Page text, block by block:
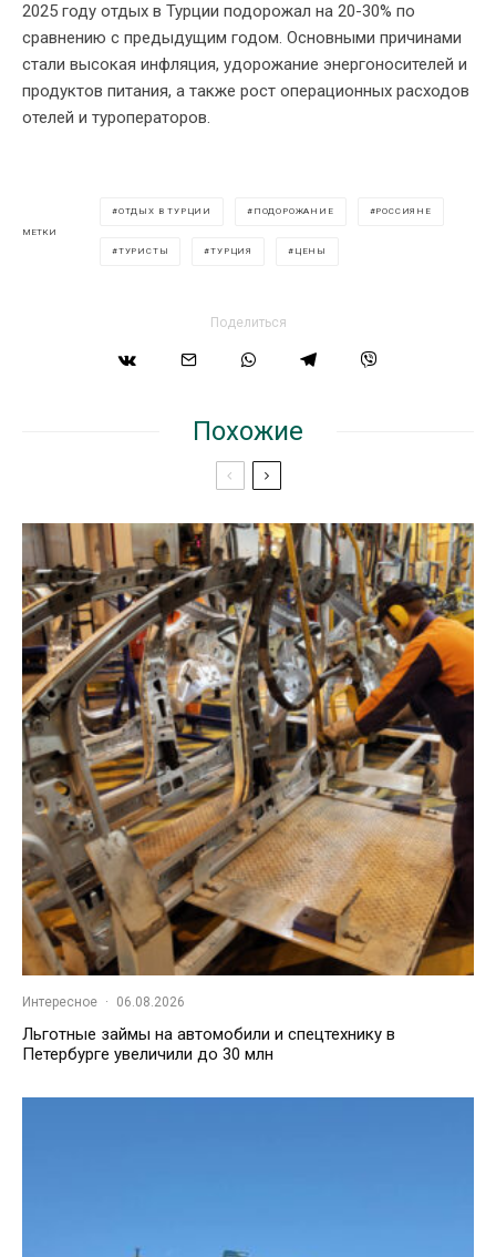
2025 году отдых в Турции подорожал на 20-30% по
сравнению с предыдущим годом. Основными причинами
стали высокая инфляция, удорожание энергоносителей и
продуктов питания, а также рост операционных расходов
отелей и туроператоров.
МЕТКИ
ОТДЫХ В ТУРЦИИ ПОДОРОЖАНИЕ РОССИЯНЕ
ТУРИСТЫ ТУРЦИЯ ЦЕНЫ
Поделиться
Похожие
Интересное · 06.08.2026
Льготные займы на автомобили и спецтехнику в
Петербурге увеличили до 30 млн